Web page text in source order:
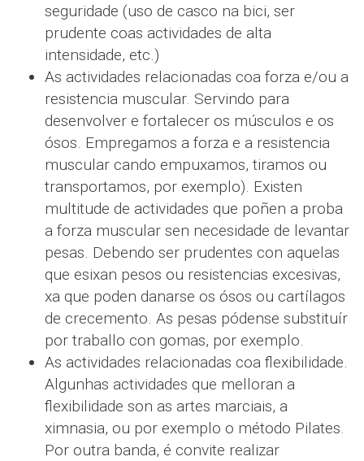
seguridade (uso de casco na bici, ser
prudente coas actividades de alta
intensidade, etc.)
As actividades relacionadas coa forza e/ou a
resistencia muscular. Servindo para
desenvolver e fortalecer os músculos e os
ósos. Empregamos a forza e a resistencia
muscular cando empuxamos, tiramos ou
transportamos, por exemplo). Existen
multitude de actividades que poñen a proba
a forza muscular sen necesidade de levantar
pesas. Debendo ser prudentes con aquelas
que esixan pesos ou resistencias excesivas,
xa que poden danarse os ósos ou cartílagos
de crecemento. As pesas pódense substituír
por traballo con gomas, por exemplo.
As actividades relacionadas coa flexibilidade.
Algunhas actividades que melloran a
flexibilidade son as artes marciais, a
ximnasia, ou por exemplo o método Pilates.
Por outra banda, é convite realizar